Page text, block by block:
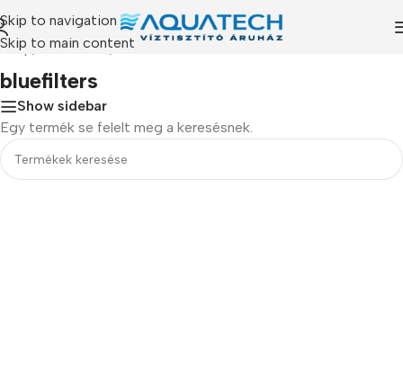
Skip to navigation
Skip to main content
/Termékeink/“bluefilters” címkével rendelkező termékek
bluefilters
Show sidebar
Egy termék se felelt meg a keresésnek.